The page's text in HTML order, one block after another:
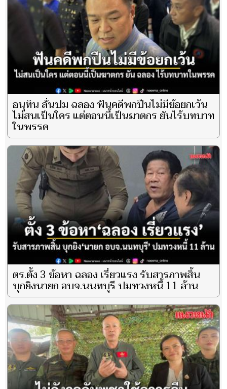
อนุทิน ลั่นปม ฉลอง ฟันคดีพกปืนไม่มีข้อยกเว้น
ไม่สนเป็นใคร แต่ตอนนี้เป็นฆาตกร ยันไร้บทบาท
ในพรรค
ตร.ตั้ง 3 ข้อหา ฉลอง เรี่ยวแรง รับสารภาพสิ้น
บุกยิงนายก อบจ.นนทบุรี ปมทวงหนี้ 11 ล้าน